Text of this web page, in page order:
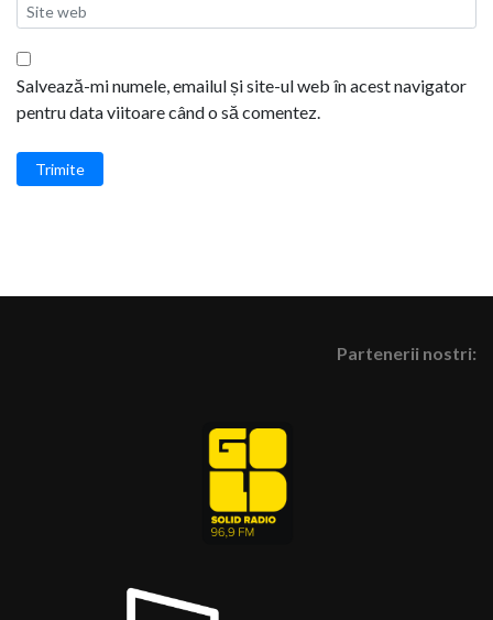
Salvează-mi numele, emailul și site-ul web în acest navigator
pentru data viitoare când o să comentez.
Trimite
Partenerii nostri: